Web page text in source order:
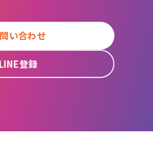
い合わせ
LINE登録